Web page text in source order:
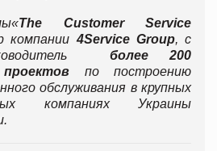
The CustomerService
компании4Service Group, с
более 200
по построению
обслуживания в крупных
компаниях Украины